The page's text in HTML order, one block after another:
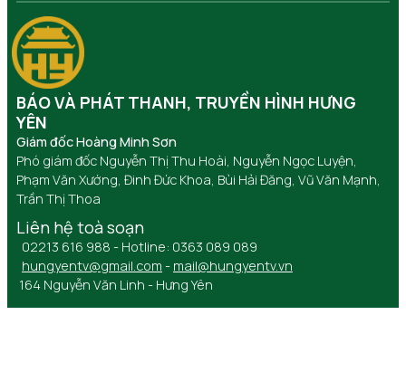
BÁO VÀ PHÁT THANH, TRUYỀN HÌNH HƯNG
YÊN
Giám đốc Hoàng Minh Sơn
Phó giám đốc Nguyễn Thị Thu Hoài, Nguyễn Ngọc Luyện,
Phạm Văn Xướng, Đinh Đức Khoa, Bùi Hải Đăng, Vũ Văn Mạnh,
Trần Thị Thoa
Liên hệ toà soạn
02213 616 988 - Hotline: 0363 089 089
hungyentv@gmail.com - mail@hungyentv.vn
164 Nguyễn Văn Linh - Hưng Yên